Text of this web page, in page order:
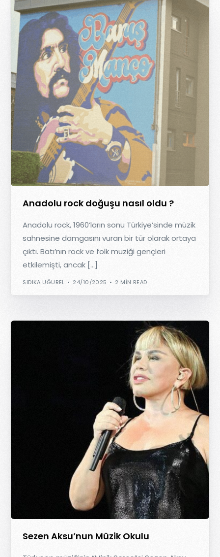
Anadolu rock doğuşu nasıl oldu ?
Anadolu rock, 1960’ların sonu Türkiye’sinde müzik
sahnesine damgasını vuran bir tür olarak ortaya
çıktı. Batı’nın rock ve folk müziği gençleri
etkilemişti, ancak […]
SIDIKA UĞUREL 24/10/2025 2 MIN READ
Sezen Aksu’nun Müzik Okulu